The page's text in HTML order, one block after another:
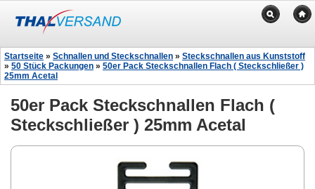
Startseite » Schnallen und Steckschnallen » Steckschnallen aus Kunststoff
» 50 Stück Packungen » 50er Pack Steckschnallen Flach ( Steckschließer )
25mm Acetal
50er Pack Steckschnallen Flach (
Steckschließer ) 25mm Acetal